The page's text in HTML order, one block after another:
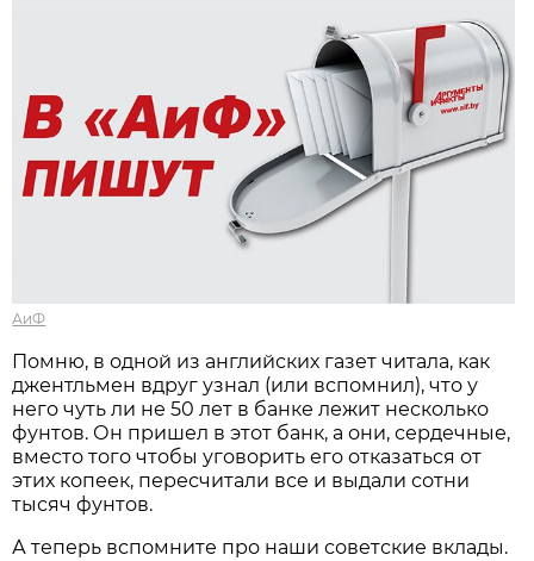
АиФ
Помню, в одной из английских газет читала, как
джентльмен вдруг узнал (или вспомнил), что у
него чуть ли не 50 лет в банке лежит несколько
фунтов. Он пришел в этот банк, а они, сердечные,
вместо того чтобы уговорить его отказаться от
этих копеек, пересчитали все и выдали сотни
тысяч фунтов.
А теперь вспомните про наши советские вклады.